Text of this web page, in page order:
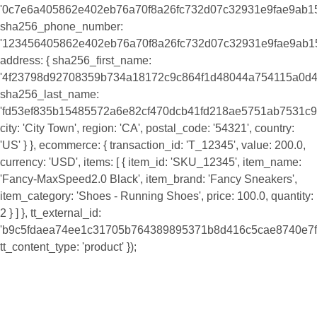
sha256_phone_number:
address: { sha256_first_name:
sha256_last_name:
city: 'City Town', region: 'CA', postal_code: '54321', country:
'US' } }, ecommerce: { transaction_id: 'T_12345', value: 200.0,
currency: 'USD', items: [ { item_id: 'SKU_12345', item_name:
'Fancy-MaxSpeed2.0 Black', item_brand: 'Fancy Sneakers',
item_category: 'Shoes - Running Shoes', price: 100.0, quantity:
2 } ] }, tt_external_id:
tt_content_type: 'product' });